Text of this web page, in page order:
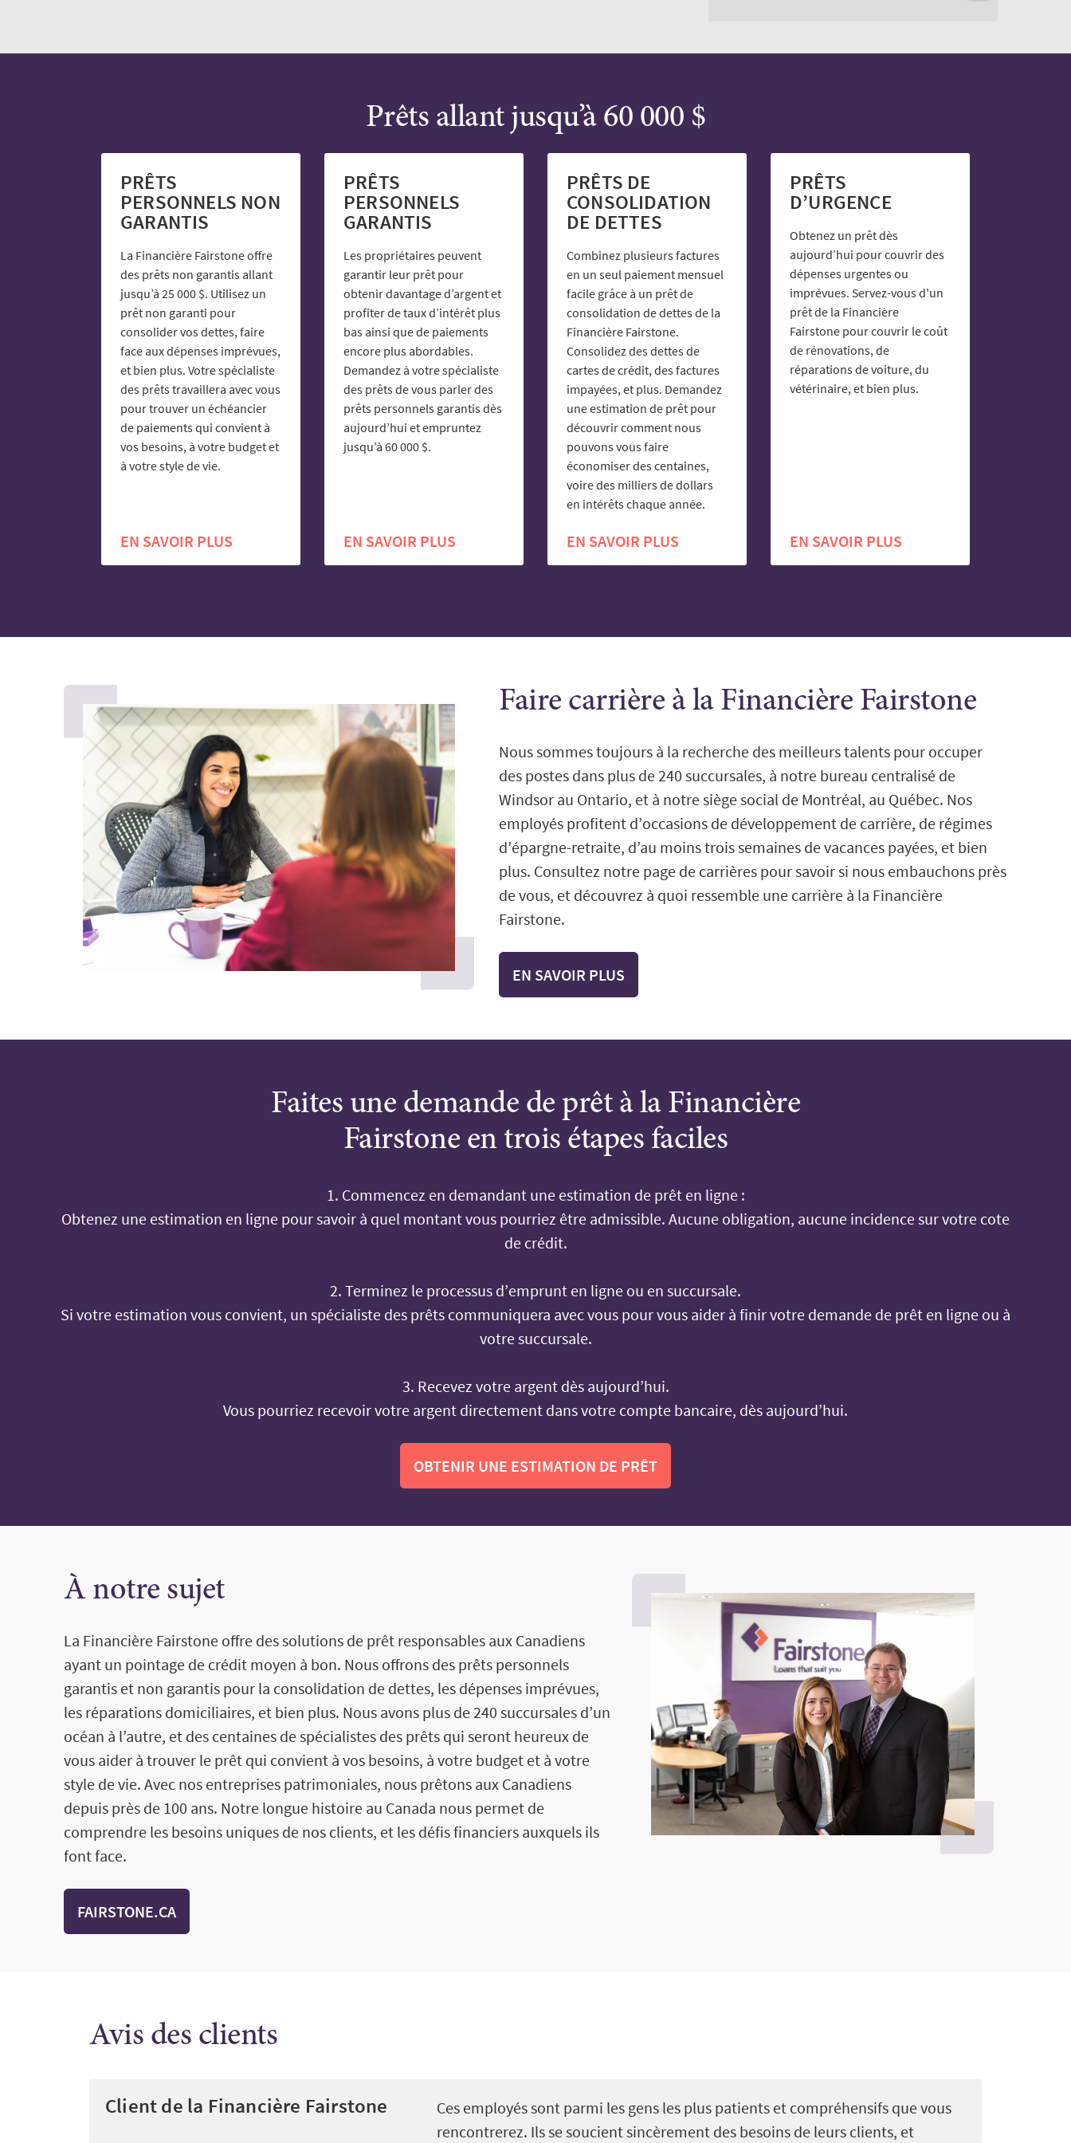
Prêts allant jusqu’à 60 000 $
PRÊTS
PERSONNELS NON
GARANTIS
La Financière Fairstone offre
des prêts non garantis allant
jusqu’à 25 000 $. Utilisez un
prêt non garanti pour
consolider vos dettes, faire
face aux dépenses imprévues,
et bien plus. Votre spécialiste
des prêts travaillera avec vous
pour trouver un échéancier
de paiements qui convient à
vos besoins, à votre budget et
à votre style de vie.
EN SAVOIR PLUS
PRÊTS
PERSONNELS
GARANTIS
Les propriétaires peuvent
garantir leur prêt pour
obtenir davantage d’argent et
profiter de taux d’intérêt plus
bas ainsi que de paiements
encore plus abordables.
Demandez à votre spécialiste
des prêts de vous parler des
prêts personnels garantis dès
aujourd’hui et empruntez
jusqu’à 60 000 $.
EN SAVOIR PLUS
PRÊTS DE
CONSOLIDATION
DE DETTES
Combinez plusieurs factures
en un seul paiement mensuel
facile grâce à un prêt de
consolidation de dettes de la
Financière Fairstone.
Consolidez des dettes de
cartes de crédit, des factures
impayées, et plus. Demandez
une estimation de prêt pour
découvrir comment nous
pouvons vous faire
économiser des centaines,
voire des milliers de dollars
en intérêts chaque année.
EN SAVOIR PLUS
PRÊTS
D’URGENCE
Obtenez un prêt dès
aujourd’hui pour couvrir des
dépenses urgentes ou
imprévues. Servez-vous d'un
prêt de la Financière
Fairstone pour couvrir le coût
de rénovations, de
réparations de voiture, du
vétérinaire, et bien plus.
EN SAVOIR PLUS
Faire carrière à la Financière Fairstone
Nous sommes toujours à la recherche des meilleurs talents pour occuper
des postes dans plus de 240 succursales, à notre bureau centralisé de
Windsor au Ontario, et à notre siège social de Montréal, au Québec. Nos
employés profitent d’occasions de développement de carrière, de régimes
d’épargne-retraite, d’au moins trois semaines de vacances payées, et bien
plus. Consultez notre page de carrières pour savoir si nous embauchons près
de vous, et découvrez à quoi ressemble une carrière à la Financière
Fairstone.
EN SAVOIR PLUS
Faites une demande de prêt à la Financière
Fairstone en trois étapes faciles
1. Commencez en demandant une estimation de prêt en ligne :
Obtenez une estimation en ligne pour savoir à quel montant vous pourriez être admissible. Aucune obligation, aucune incidence sur votre cote
de crédit.
2. Terminez le processus d’emprunt en ligne ou en succursale.
Si votre estimation vous convient, un spécialiste des prêts communiquera avec vous pour vous aider à finir votre demande de prêt en ligne ou à
votre succursale.
3. Recevez votre argent dès aujourd’hui.
Vous pourriez recevoir votre argent directement dans votre compte bancaire, dès aujourd’hui.
OBTENIR UNE ESTIMATION DE PRÊT
À notre sujet
La Financière Fairstone offre des solutions de prêt responsables aux Canadiens
ayant un pointage de crédit moyen à bon. Nous offrons des prêts personnels
garantis et non garantis pour la consolidation de dettes, les dépenses imprévues,
les réparations domiciliaires, et bien plus. Nous avons plus de 240 succursales d’un
océan à l’autre, et des centaines de spécialistes des prêts qui seront heureux de
vous aider à trouver le prêt qui convient à vos besoins, à votre budget et à votre
style de vie. Avec nos entreprises patrimoniales, nous prêtons aux Canadiens
depuis près de 100 ans. Notre longue histoire au Canada nous permet de
comprendre les besoins uniques de nos clients, et les défis financiers auxquels ils
font face.
FAIRSTONE.CA
Avis des clients
Client de la Financière Fairstone
Ces employés sont parmi les gens les plus patients et compréhensifs que vous
rencontrerez. Ils se soucient sincèrement des besoins de leurs clients, et